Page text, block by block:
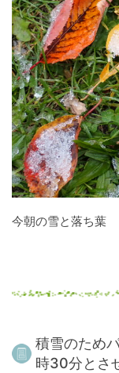
今朝の雪と落ち葉
積雪のため
時30分とさ